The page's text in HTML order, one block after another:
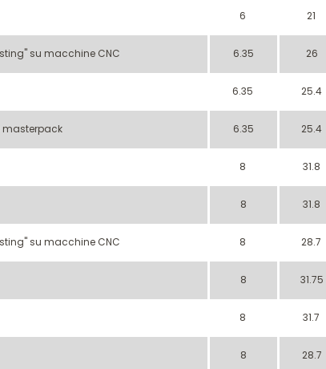
6 21
su macchine CNC 6.35 26
6.35 25.4
masterpack 6.35 25.4
8 31.8
8 31.8
su macchine CNC 8 28.7
8 31.75
8 31.7
8 28.7